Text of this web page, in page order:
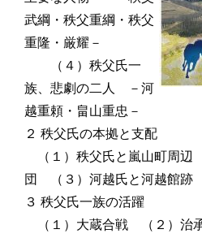
武綱・秩父重綱・秩父
重隆・厳耀－
（４）秩父氏一
族、悲劇の二人 －河
越重頼・畠山重忠－
２ 秩父氏の本拠と支配
（１）秩父氏と嵐山町周辺
団 （３）河越氏と河越館跡
３ 秩父氏一族の活躍
（１）大蔵合戦 （２）治